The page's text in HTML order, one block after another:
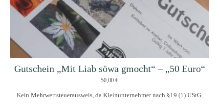
Gutschein „Mit Liab söwa gmocht“ – „50 Euro“
50,00 €
Kein Mehrwertsteuerausweis, da Kleinunternehmer nach §19 (1) UStG.